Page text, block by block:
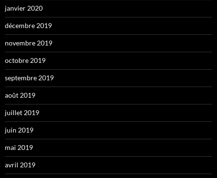
janvier 2020
décembre 2019
novembre 2019
octobre 2019
septembre 2019
août 2019
juillet 2019
juin 2019
mai 2019
avril 2019